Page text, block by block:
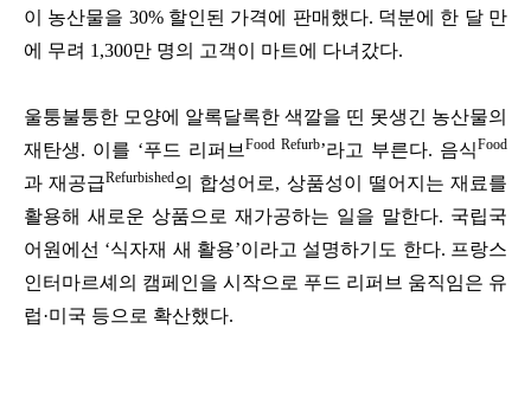
이 농산물을 30% 할인된 가격에 판매했다. 덕분에 한 달 만
에 무려 1,300만 명의 고객이 마트에 다녀갔다.
울퉁불퉁한 모양에 알록달록한 색깔을 띤 못생긴 농산물의
재탄생. 이를 ‘푸드 리퍼브 Food Refurb’라고 부른다. 음식Food
과 재공급Refurbished의 합성어로, 상품성이 떨어지는 재료를
활용해 새로운 상품으로 재가공하는 일을 말한다. 국립국
어원에선 ‘식자재 새 활용’이라고 설명하기도 한다. 프랑스
인터마르셰의 캠페인을 시작으로 푸드 리퍼브 움직임은 유
럽·미국 등으로 확산했다.